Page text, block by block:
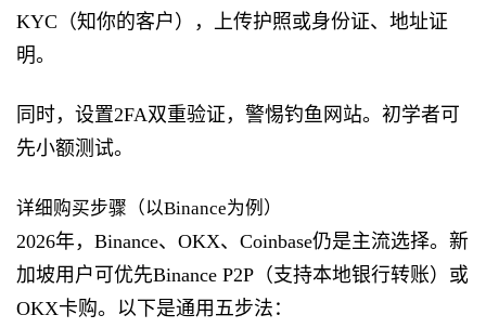
KYC（知你的客户），上传护照或身份证、地址证
明。
同时，设置2FA双重验证，警惕钓鱼网站。初学者可
先小额测试。
详细购买步骤（以Binance为例）
2026年，Binance、OKX、Coinbase仍是主流选择。新
加坡用户可优先Binance P2P（支持本地银行转账）或
OKX卡购。以下是通用五步法：